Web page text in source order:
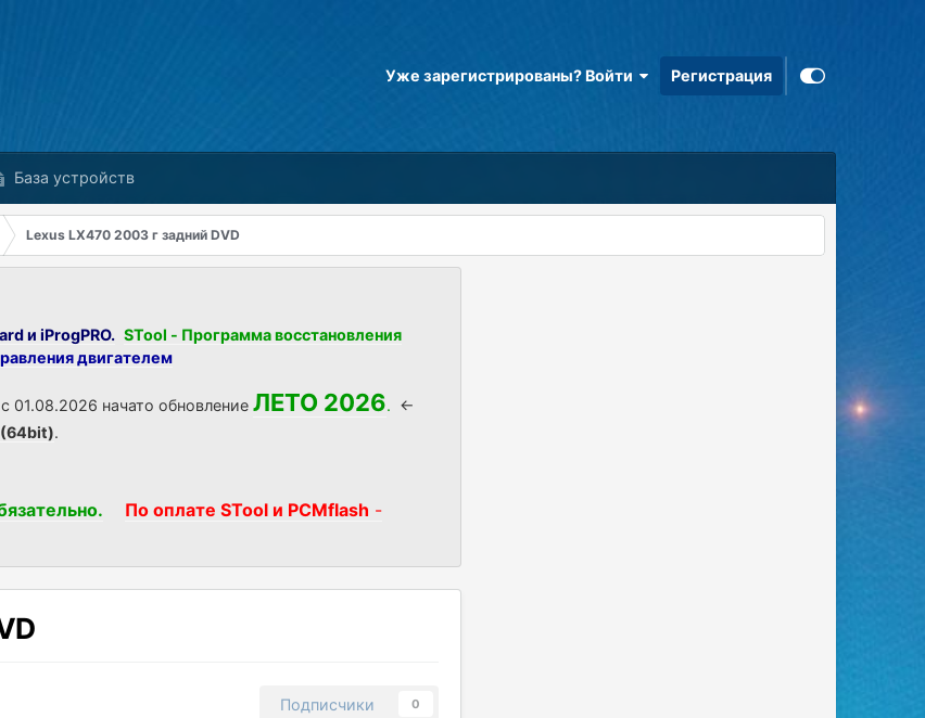
Уже зарегистрированы? Войти Регистрация
База устройств
Lexus LX470 2003 г задний DVD
и iProgPRO. STool - Программа восстановления
двигателем
01.08.2026 начато обновлениеЛЕТО 2026. <-
.
По оплате STool и PCMflash -
Подписчики 0